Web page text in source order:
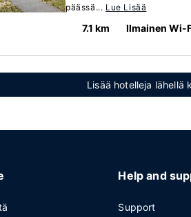
päässä... Lue Lisää
7.1 km Ilmainen Wi-
Lisää hotelleja lähellä
Help and
Support